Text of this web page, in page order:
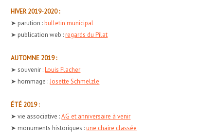
HIVER 2019-2020 :
➤ parution :bulletin municipal
➤ publication web :regards du Pilat
AUTOMNE 2019 :
➤ souvenir :Louis Flacher
➤ hommage :Josette Schmelzle
ÉTÉ 2019 :
➤ vie associative :AG et anniversaire à venir
➤ monuments historiques :une chaire classée